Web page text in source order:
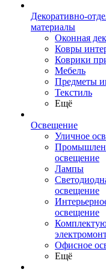
Декоративно-
материалы
Оконная
Ковры
Коврики
Мебель
Предметы
Текстиль
Ещё
Освещение
Уличное
освещение
Лампы
освещение
освещение
Офисное
Ещё